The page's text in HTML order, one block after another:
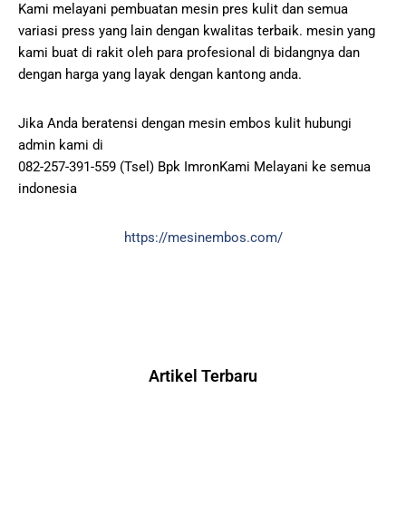
Kami melayani pembuatan mesin pres kulit dan semua
variasi press yang lain dengan kwalitas terbaik. mesin yang
kami buat di rakit oleh para profesional di bidangnya dan
dengan harga yang layak dengan kantong anda.
Jika Anda beratensi dengan mesin embos kulit hubungi
admin kami di
082-257-391-559 (Tsel) Bpk ImronKami Melayani ke semua
indonesia
https://mesinembos.com/
Artikel Terbaru